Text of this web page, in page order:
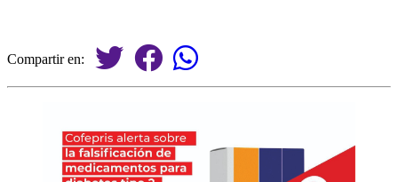
Compartir en: